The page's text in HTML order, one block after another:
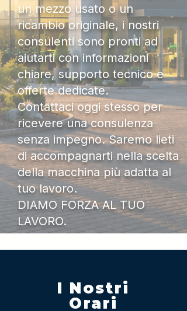
un mezzo usato o un
ricambio originale, i nostri
consulenti sono pronti ad
aiutarti con informazioni
chiare, supporto tecnico e
offerte dedicate.
Contattaci oggi stesso per
ricevere una consulenza
senza impegno. Saremo lieti
di accompagnarti nella scelta
della macchina più adatta al
tuo lavoro.
DIAMO FORZA AL TUO
LAVORO.
I Nostri
Orari